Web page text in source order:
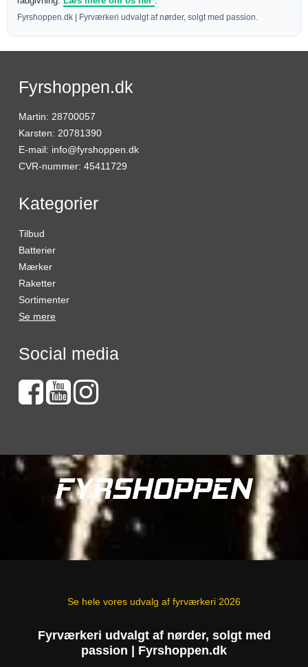
Fyrshoppen.dk | Fyrværkeri udvalgt af nørder, solgt med passion.
Fyrshoppen.dk
Martin: 28700057
Karsten: 20781390
E-mail: info@fyrshoppen.dk
CVR-nummer: 45411729
Kategorier
Tilbud
Batterier
Mærker
Raketter
Sortimenter
Se mere
Social media
Se hele vores udvalg af fyrværkeri 2026
Fyrværkeri udvalgt af nørder, solgt med
passion | Fyrshoppen.dk